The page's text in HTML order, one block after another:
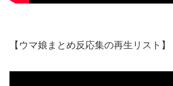
【ウマ娘まとめ反応集の再生リスト】